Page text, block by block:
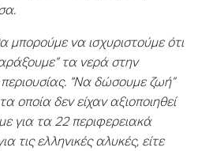
μπορούμε να ισχυριστούμε ότι
τα νερά στην
“Να δώσουμε ζωή”
οποία δεν είχαν αξιοποιηθεί
για τα 22 περιφερειακά
τις ελληνικές αλυκές, είτε